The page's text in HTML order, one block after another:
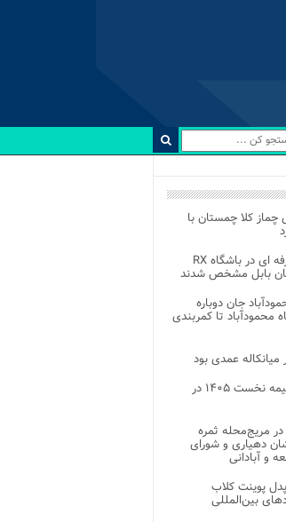
کلا چمستان با
رقابت نفسگیر ۲۰ ورزشکار حرفه ای در باشگاه RX
بابل مشخص شدند
جان دوباره
محمودآباد تا کمربندی
رویدادهای شاخص هنری در نیمه نخست ۱۴۰۵ در
مریج‌محله ثمره
دهیاری و شورای
و آبادانی
پوینت کلاب
بین‌المللی